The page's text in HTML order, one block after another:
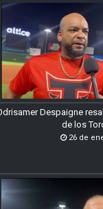
Despaigne
de los
26 de